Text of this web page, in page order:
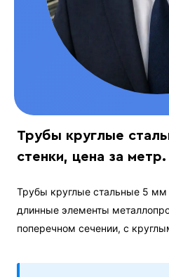
Трубы круглые
стенки, цена за метр.
Трубы круглые стальные 5 мм
длинные элементы
поперечном сечении, с